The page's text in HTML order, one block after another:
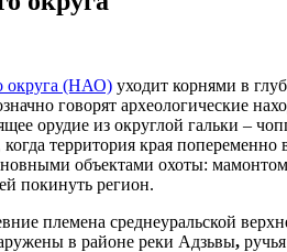
округа (НАО) уходит корнями в
говорят археологические
орудие из округлой гальки –
территория края
объектами охоты:
покинуть регион.
племена среднеуральской
в районе реки Адзьвы,